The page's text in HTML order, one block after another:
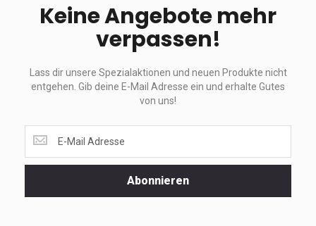
Keine Angebote mehr
verpassen!
Lass dir unsere Spezialaktionen und neuen Produkte nicht
entgehen. Gib deine E-Mail Adresse ein und erhalte Gutes
von uns!
dir
unsere
Abonnieren